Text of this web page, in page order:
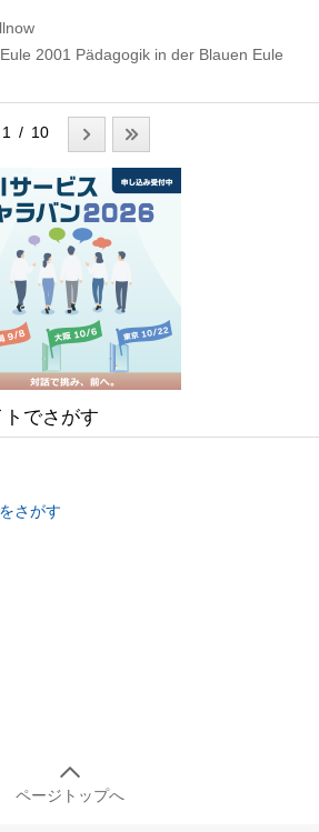
2001 Pädagogik in der Blauen Eule
1 / 10
でさがす
さがす
ページトップへ